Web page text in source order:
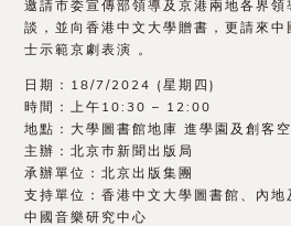
（內
地
及
地
區）
邀請市委宣傳部領導及京港兩地各界
談，並向香港中文大學贈書，更請來
士示範京劇表演 。
日期：18/7/2024 (星期四)
時間：上午10:30 – 12:00
地點：大學圖書館地庫 進學園及創客
主辦：北京巿新聞出版局
承辦單位：北京出版集團
支持單位：香港中文大學圖書館、內
中國音樂研究中心